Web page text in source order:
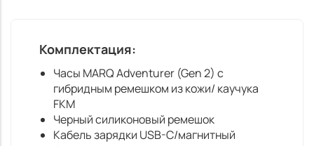
Комплектация:
Часы MARQ Adventurer (Gen 2) с
гибридным ремешком из кожи/ каучука
FKM
Черный силиконовый ремешок
Кабель зарядки USB-C/магнитный